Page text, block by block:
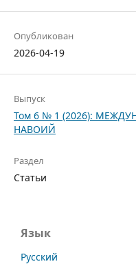
Опубликован
2026-04-19
Выпуск
Том 6 № 1 (2026):
НАВОИЙ
Раздел
Статьи
Язык
Русский